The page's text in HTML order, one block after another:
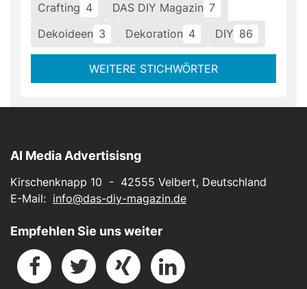
Crafting 4 DAS DIY Magazin 7
Dekoideen 3 Dekoration 4 DIY 86
WEITERE STICHWÖRTER
AI Media Advertisisng
Kirschenknapp 10 - 42555 Velbert, Deutschland
E-Mail: info@das-diy-magazin.de
Empfehlen Sie uns weiter